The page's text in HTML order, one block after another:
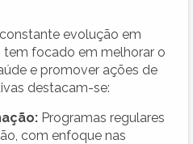
evolução em
focado em melhorar o
e promover ações de
destacam-se:
Programas regulares
com enfoque nas